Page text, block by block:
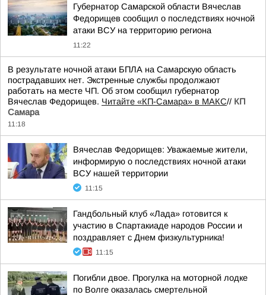
Губернатор Самарской области Вячеслав
Федорищев сообщил о последствиях ночной
атаки ВСУ на территорию региона
11:22
В результате ночной атаки БПЛА на Самарскую область
пострадавших нет. Экстренные службы продолжают
работать на месте ЧП. Об этом сообщил губернатор
Вячеслав Федорищев. Читайте «КП-Самара» в МАКС// КП
Самара
11:18
Вячеслав Федорищев: Уважаемые жители,
информирую о последствиях ночной атаки
ВСУ нашей территории
11:15
Гандбольный клуб «Лада» готовится к
участию в Спартакиаде народов России и
поздравляет с Днем физкультурника!
11:15
Погибли двое. Прогулка на моторной лодке
по Волге оказалась смертельной